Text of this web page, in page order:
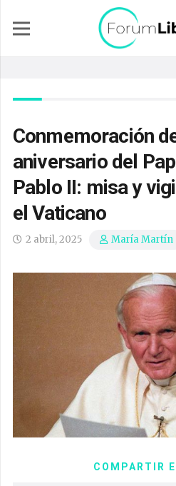
Conmemoración
aniversario del
Pablo II: misa y
el Vaticano
2 abril, 2025 María Martín
COMPARTIR